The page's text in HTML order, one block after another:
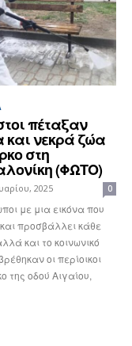
πέταξαν
και νεκρά ζώα
στη
(ΦΩΤΟ)
2025 0
με μια εικόνα που
προσβάλλει κάθε
και το κοινωνικό
οι περίοικοι
της οδού Αιγαίου,